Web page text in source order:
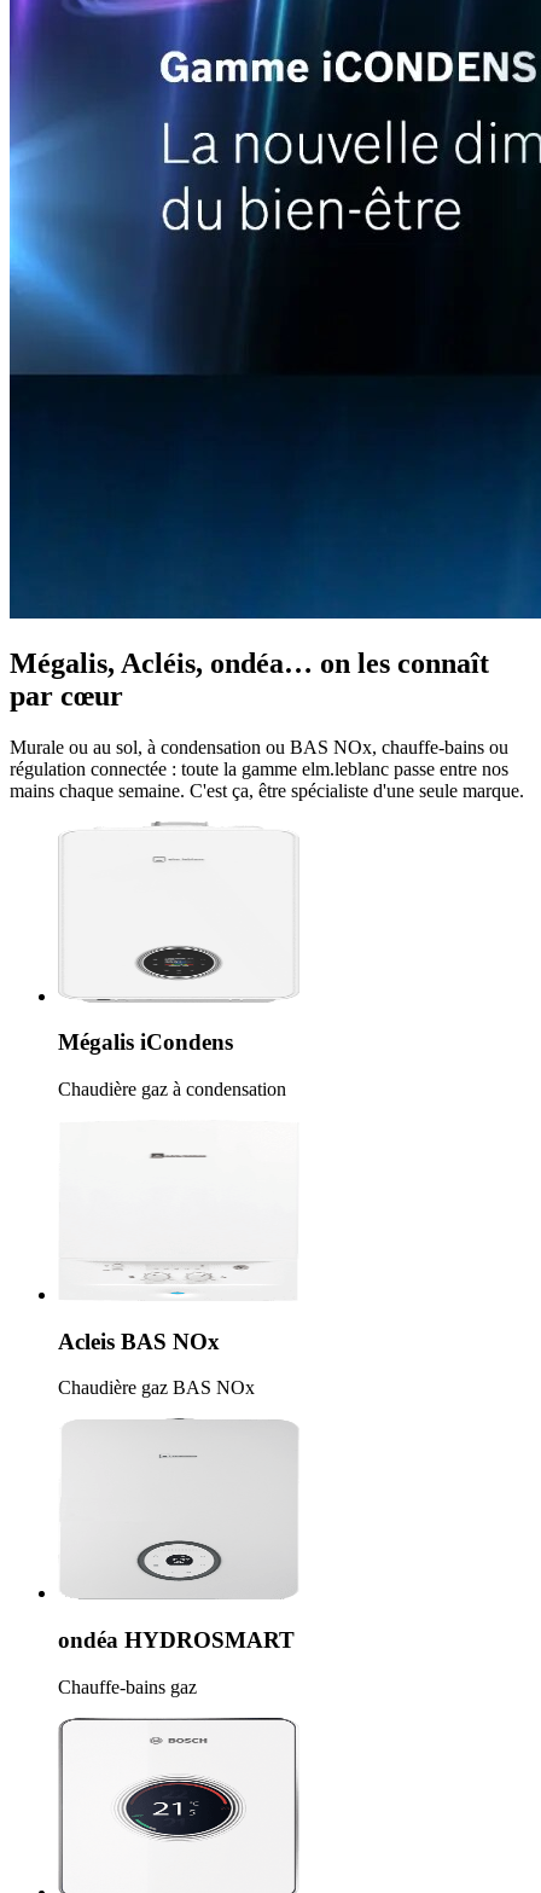
Mégalis, Acléis, ondéa… on les connaît
par cœur
Murale ou au sol, à condensation ou BAS NOx, chauffe-bains ou
régulation connectée : toute la gamme elm.leblanc passe entre nos
mains chaque semaine. C'est ça, être spécialiste d'une seule marque.
Mégalis iCondens
Chaudière gaz à condensation
Acleis BAS NOx
Chaudière gaz BAS NOx
ondéa HYDROSMART
Chauffe-bains gaz